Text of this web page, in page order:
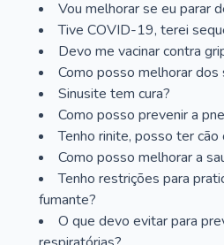
Vou melhorar se eu parar
Tive COVID-19, terei
Devo me vacinar contra
Como posso melhorar dos
Sinusite tem cura?
Como posso prevenir a
Tenho rinite, posso ter cão
Como posso melhorar a
Tenho restrições para
fumante?
O que devo evitar para